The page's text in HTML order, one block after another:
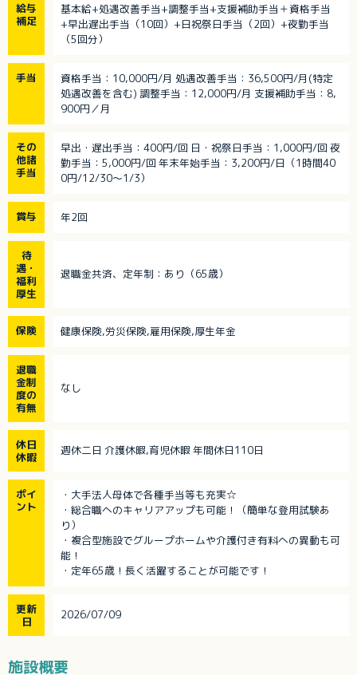
給与
補足
基本給+処遇改善手当+調整手当+支援補助手当＋資格手当
+早出遅出手当（10回）+日祝祭日手当（2回）+夜勤手当
（5回分）
手当
資格手当：10,000円/月 処遇改善手当：36,500円/月(特定
処遇改善を含む) 調整手当：12,000円/月 支援補助手当：8,
900円／月
その
他諸
手当
早出・遅出手当：400円/回 日・祝祭日手当：1,000円/回 夜
勤手当：5,000円/回 年末年始手当：3,200円/日（1時間40
0円/12/30～1/3）
賞与 年2回
待
遇・
福利
厚生
退職金共済、定年制：あり（65歳）
保険 健康保険,労災保険,雇用保険,厚生年金
退職
金制
度の
有無
なし
休日
休暇
週休二日 介護休暇,育児休暇 年間休日110日
ポイ
ント
・大手法人母体で各種手当等も充実☆
・総合職へのキャリアアップも可能！（簡単な登用試験あ
り）
・複合型施設でグループホームや介護付き有料への異動も可
能！
・定年65歳！長く活躍することが可能です！
更新
日
2026/07/09
施設概要